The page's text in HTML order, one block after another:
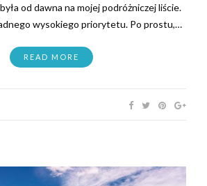
od dawna na mojej podróżniczej liście.
wysokiego priorytetu. Po prostu,…
READ MORE